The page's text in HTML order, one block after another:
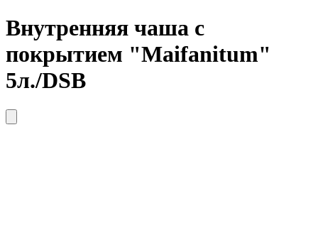
Внутренняя чаша с
покрытием "Maifanitum"
5л./DSB